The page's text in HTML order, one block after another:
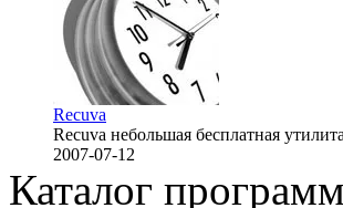
Recuva
Recuva небольшая бесплатная
2007-07-12
Каталог программ